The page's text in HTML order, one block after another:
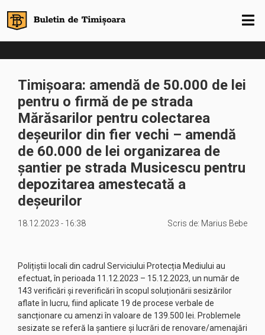
Timișoara: amendă de 50.000 de lei
pentru o firmă de pe strada
Mărăsarilor pentru colectarea
deșeurilor din fier vechi – amendă
de 60.000 de lei organizarea de
șantier pe strada Musicescu pentru
depozitarea amestecată a
deșeurilor
18.12.2023 - 16:38 Scris de: Marius Bebe
Polițiștii locali din cadrul Serviciului Protecția Mediului au
efectuat, în perioada 11.12.2023 – 15.12.2023, un număr de
143 verificări și reverificări în scopul soluționării sesizărilor
aflate în lucru, fiind aplicate 19 de procese verbale de
sancționare cu amenzi în valoare de 139.500 lei. Problemele
sesizate se referă la șantiere și lucrări de renovare/amenajări